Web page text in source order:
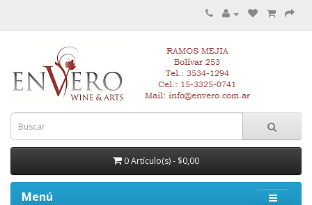
0 Artículo(s) - $0,00
Menú